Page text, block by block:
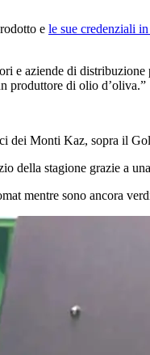
e le sue cre­den­zi­ali
e az­ien­de di
produttore di olio d’oliva.”
dei Monti Kaz, sopra il
della sta­gione grazie a
mentre sono ancora